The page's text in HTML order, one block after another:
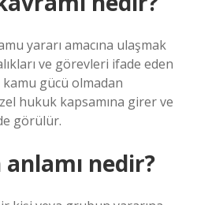
yararı amacına ulaşmak
ve görevleri ifade eden
gücü olmadan
hukuk kapsamına girer ve
görülür.
nedir?